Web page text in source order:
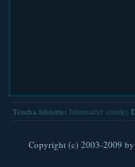
Trocha historie: Informační stránky
Copyright (c) 2003-2009 by